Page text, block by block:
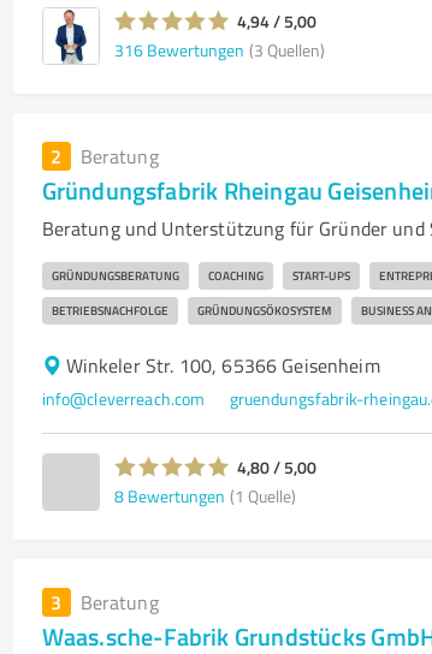
4,94 / 5,00
316 Bewertungen (3 Quellen)
2 Beratung
Gründungsfabrik Rheingau
Beratung und Unterstützung für Gründer
GRÜNDUNGSBERATUNG COACHING START-UPS
BETRIEBSNACHFOLGE GRÜNDUNGSÖKOSYSTEM BUSINESS
Winkeler Str. 100, 65366 Geisenheim
info@cleverreach.com gruendungsfabrik-
4,80 / 5,00
8 Bewertungen (1 Quelle)
3 Beratung
Waas.sche-Fabrik Grundstücks